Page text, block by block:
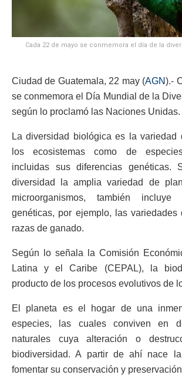
Cada 22 de mayo se conmemora el día de la
Ciudad de Guatemala, 22 may (AGN).-
se conmemora el Día Mundial de la
según lo proclamó las Naciones Unidas.
La diversidad biológica es la variedad
los ecosistemas como de
incluidas sus diferencias genéticas.
diversidad la amplia variedad de
microorganismos, también incluye
genéticas, por ejemplo, las
razas de ganado.
Según lo señala la Comisión
Latina y el Caribe (CEPAL), la
producto de los procesos evolutivos de
El planeta es el hogar de una
especies, las cuales conviven en
naturales cuya alteración o
biodiversidad. A partir de ahí nace
fomentar su conservación y